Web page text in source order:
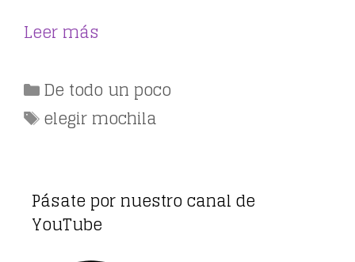
Leer más
Categorías
De todo un poco
Etiquetas
elegir mochila
Pásate por nuestro canal de
YouTube